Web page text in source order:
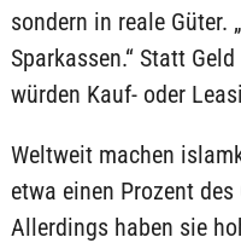
sondern in reale Güter.
Sparkassen.“ Statt
würden Kauf- oder
Weltweit machen
etwa einen Prozent
Allerdings haben sie